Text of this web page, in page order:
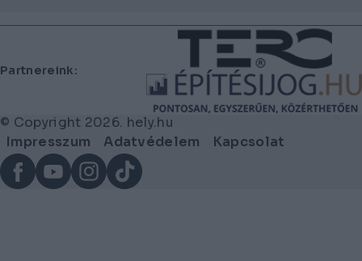
Lábléc
Partnereink:
© Copyright 2026. hely.hu
Lábléc
menü
Impresszum Adatvédelem
Kapcsolat
FacebookYouTubeInstagram